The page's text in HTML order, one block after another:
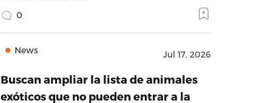
0
News Jul 17, 2026
Buscan ampliar la lista de animales
exóticos que no pueden entrar a la